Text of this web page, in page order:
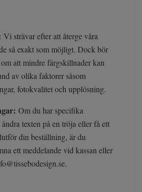
Vi strävar efter att återge våra
så exakt som möjligt. Dock bör
att mindre färgskillnader kan
av olika faktorer såsom
fotokvalitet och upplösning.
Om du har specifika
texten på en tröja eller få ett
din beställning, är du
ett meddelande vid kassan eller
.